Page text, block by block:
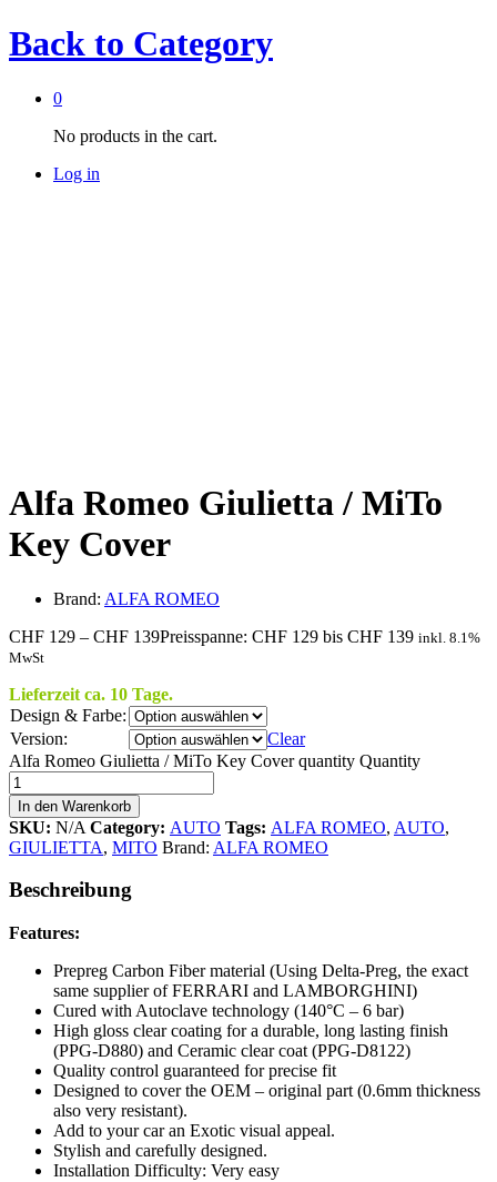
Back to Category
0
No products in the cart.
Log in
Alfa Romeo Giulietta / MiTo
Key Cover
Brand: ALFA ROMEO
CHF 129 – CHF 139Preisspanne: CHF 129 bis CHF 139 inkl. 8.1%
MwSt
Lieferzeit ca. 10 Tage.
Design & Farbe:
Version:
Clear
Alfa Romeo Giulietta / MiTo Key Cover quantity Quantity
In den Warenkorb
SKU: N/A Category: AUTO Tags: ALFA ROMEO, AUTO,
GIULIETTA, MITO Brand: ALFA ROMEO
Beschreibung
Features:
Prepreg Carbon Fiber material (Using Delta-Preg, the exact
same supplier of FERRARI and LAMBORGHINI)
Cured with Autoclave technology (140°C – 6 bar)
High gloss clear coating for a durable, long lasting finish
(PPG-D880) and Ceramic clear coat (PPG-D8122)
Quality control guaranteed for precise fit
Designed to cover the OEM – original part (0.6mm thickness
also very resistant).
Add to your car an Exotic visual appeal.
Stylish and carefully designed.
Installation Difficulty: Very easy